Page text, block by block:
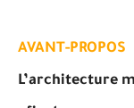
AVANT-PROPOS
L’architecture